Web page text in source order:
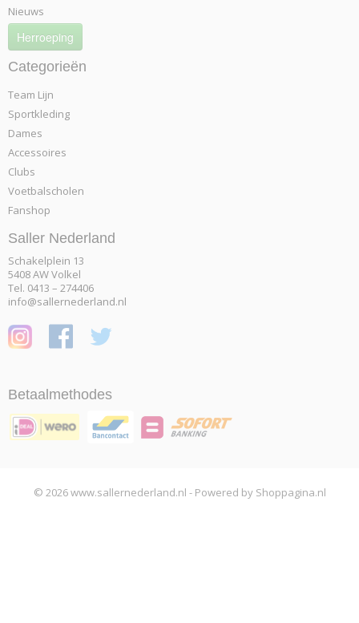
Nieuws
Herroeping
Categorieën
Team Lijn
Sportkleding
Dames
Accessoires
Clubs
Voetbalscholen
Fanshop
Saller Nederland
Schakelplein 13
5408 AW Volkel
Tel. 0413 – 274406
info@sallernederland.nl
Betaalmethodes
© 2026 www.sallernederland.nl - Powered by Shoppagina.nl